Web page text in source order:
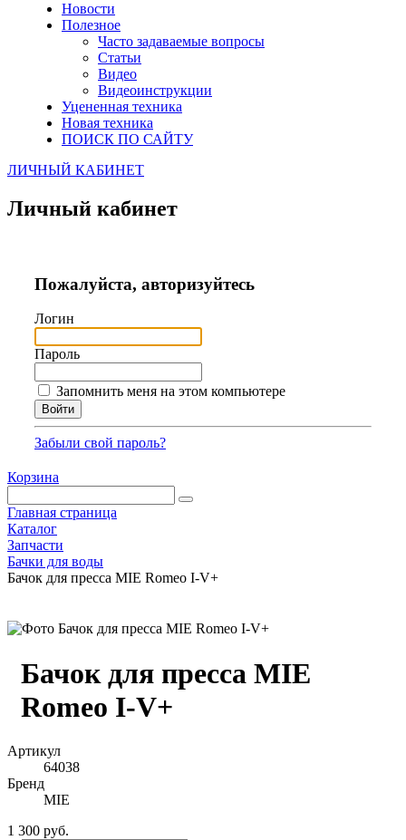
Новости
Полезное
Часто задаваемые вопросы
Статьи
Видео
Видеоинструкции
Уцененная техника
Новая техника
ПОИСК ПО САЙТУ
ЛИЧНЫЙ КАБИНЕТ
Личный кабинет
Пожалуйста, авторизуйтесь
Логин
Пароль
Запомнить меня на этом компьютере
Забыли свой пароль?
Корзина
Главная страница
Каталог
Запчасти
Бачки для воды
Бачок для пресса MIE Romeo I-V+
Бачок для пресса MIE
Romeo I-V+
Артикул
64038
Бренд
MIE
1 300 руб.